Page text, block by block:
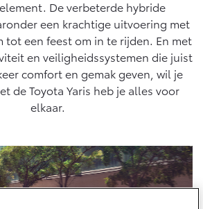
Toyota C-HR
OOK ALS PLUG-IN
HYBRIDE
Vanaf € 36.495,-
geldende wetgeving.
De verbeterde hybride
een krachtige uitvoering met
tot een feest om in te rijden. En met
en veiligheidssystemen die juist
comfort en gemak geven, wil je
de Toyota Yaris heb je alles voor
elkaar.